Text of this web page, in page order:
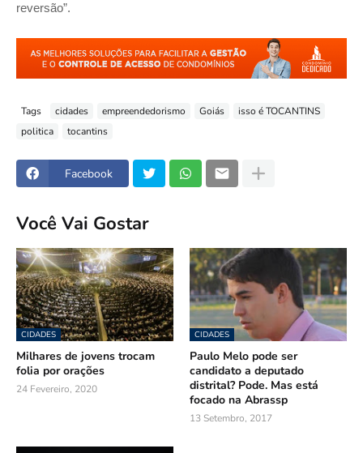
reversão”.
Tags cidades empreendedorismo Goiás
isso é TOCANTINS
politica
tocantins
Facebook
Você Vai Gostar
CIDADES
Milhares de jovens trocam
folia por orações
24 Fevereiro, 2020
CIDADES
Paulo Melo pode ser
candidato a deputado
distrital? Pode. Mas está
focado na Abrassp
13 Setembro, 2017